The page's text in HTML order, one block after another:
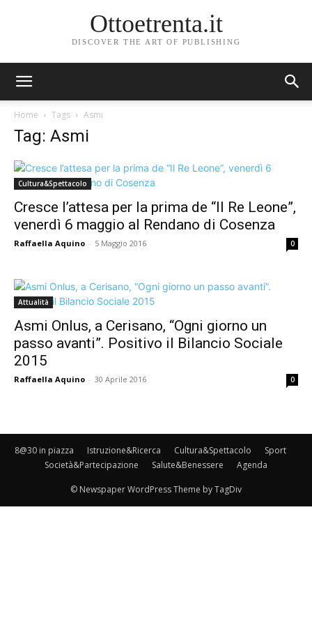
Ottoetrenta.it
DISCOVER THE ART OF PUBLISHING
Home Tags Asmi
Tag: Asmi
Cultura&Spettacolo
Cresce l’attesa per la prima de “Il Re Leone”,
venerdì 6 maggio al Rendano di Cosenza
Raffaella Aquino - 5 Maggio 2016 0
Attualità
Asmi Onlus, a Cerisano, “Ogni giorno un
passo avanti”. Positivo il Bilancio Sociale
2015
Raffaella Aquino - 30 Aprile 2016 0
8@30 in piazza Istruzione&Ricerca Cultura&Spettacolo
Sport
Società&Partecipazione
Salute&Benessere Agenda
© Newspaper WordPress Theme by TagDiv